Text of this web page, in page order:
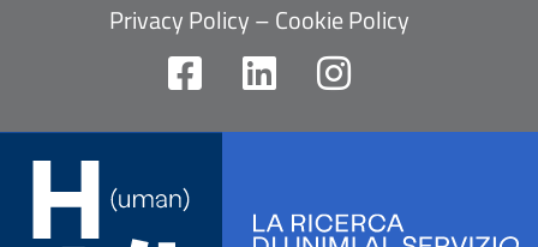
Privacy Policy–Cookie Policy
F
a
c
e
b
L
i
n
e
I
n
s
a